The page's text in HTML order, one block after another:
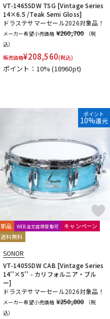
VT-1465SDW TSG [Vintage Series
14×6.5 /Teak Semi Gloss]
ドラステサマーセール2026対象品！
メーカー希望小売価格 ¥260,700
（税
込）
販売価格¥208,560(税込)
ポイント：10%(18960pt)
ポイント
10%還元
新品 WEB注文店頭受取可
キャンペーン
送料無料
SONOR
VT-1405SDW CAB [Vintage Series
14''×5'' - カリフォルニア・ブル
ー]
ドラステサマーセール2026対象品！
メーカー希望小売価格 ¥250,800
（税
込）